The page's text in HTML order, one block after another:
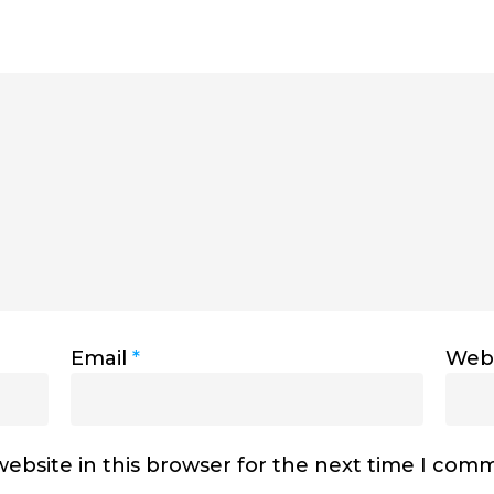
Email *
in this browser for the next time I